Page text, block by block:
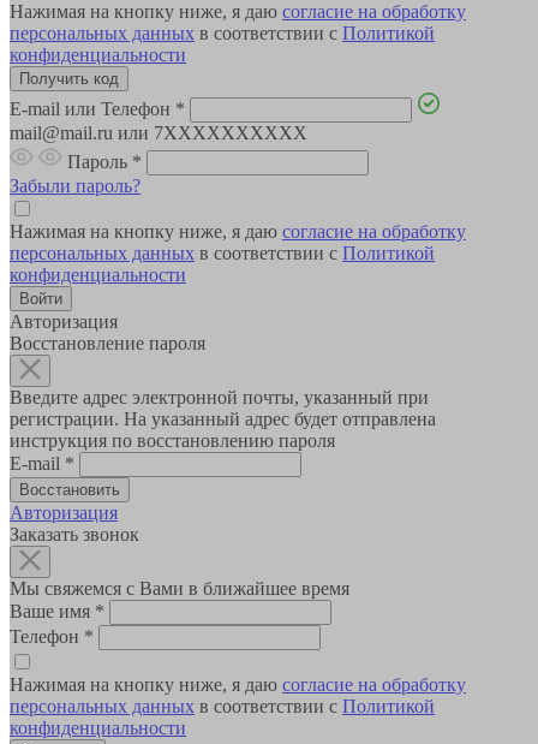
Нажимая на кнопку ниже, я даю согласие на обработку
персональных данных в соответствии с Политикой
конфиденциальности
E-mail или Телефон *
mail@mail.ru или 7XXXXXXXXXX
Пароль *
Забыли пароль?
Нажимая на кнопку ниже, я даю согласие на обработку
персональных данных в соответствии с Политикой
конфиденциальности
Авторизация
Восстановление пароля
Введите адрес электронной почты, указанный при
регистрации. На указанный адрес будет отправлена
инструкция по восстановлению пароля
E-mail *
Авторизация
Заказать звонок
Мы свяжемся с Вами в ближайшее время
Ваше имя *
Телефон *
Нажимая на кнопку ниже, я даю согласие на обработку
персональных данных в соответствии с Политикой
конфиденциальности